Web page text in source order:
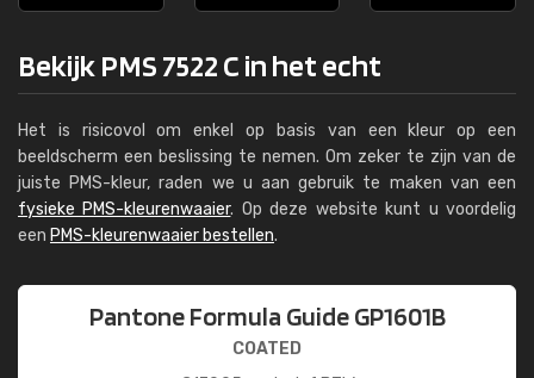
Bekijk PMS 7522 C in het echt
Het is risicovol om enkel op basis van een kleur op een
beeldscherm een beslissing te nemen. Om zeker te zijn van de
juiste PMS-kleur, raden we u aan gebruik te maken van een
fysieke PMS-kleurenwaaier. Op deze website kunt u voordelig
een PMS-kleurenwaaier bestellen.
Pantone Formula Guide GP1601B
COATED